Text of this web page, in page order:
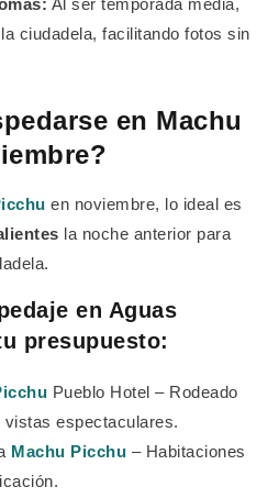
Al ser temporada media,
ciudadela, facilitando fotos sin
en Machu
en noviembre, lo ideal es
la noche anterior para
en Aguas
presupuesto:
Pueblo Hotel – Rodeado
espectaculares.
Machu Picchu – Habitaciones